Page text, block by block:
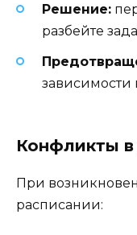
Решение:
разбейте
зависимости
Конфликты в
При
расписании: